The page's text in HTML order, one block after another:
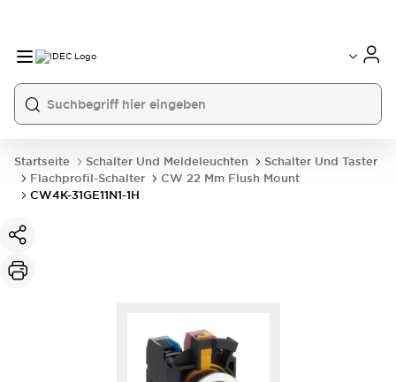
Startseite Schalter Und Meldeleuchten
Schalter Und Taster
Flachprofil-Schalter
CW 22 Mm Flush Mount
CW4K-31GE11N1-1H